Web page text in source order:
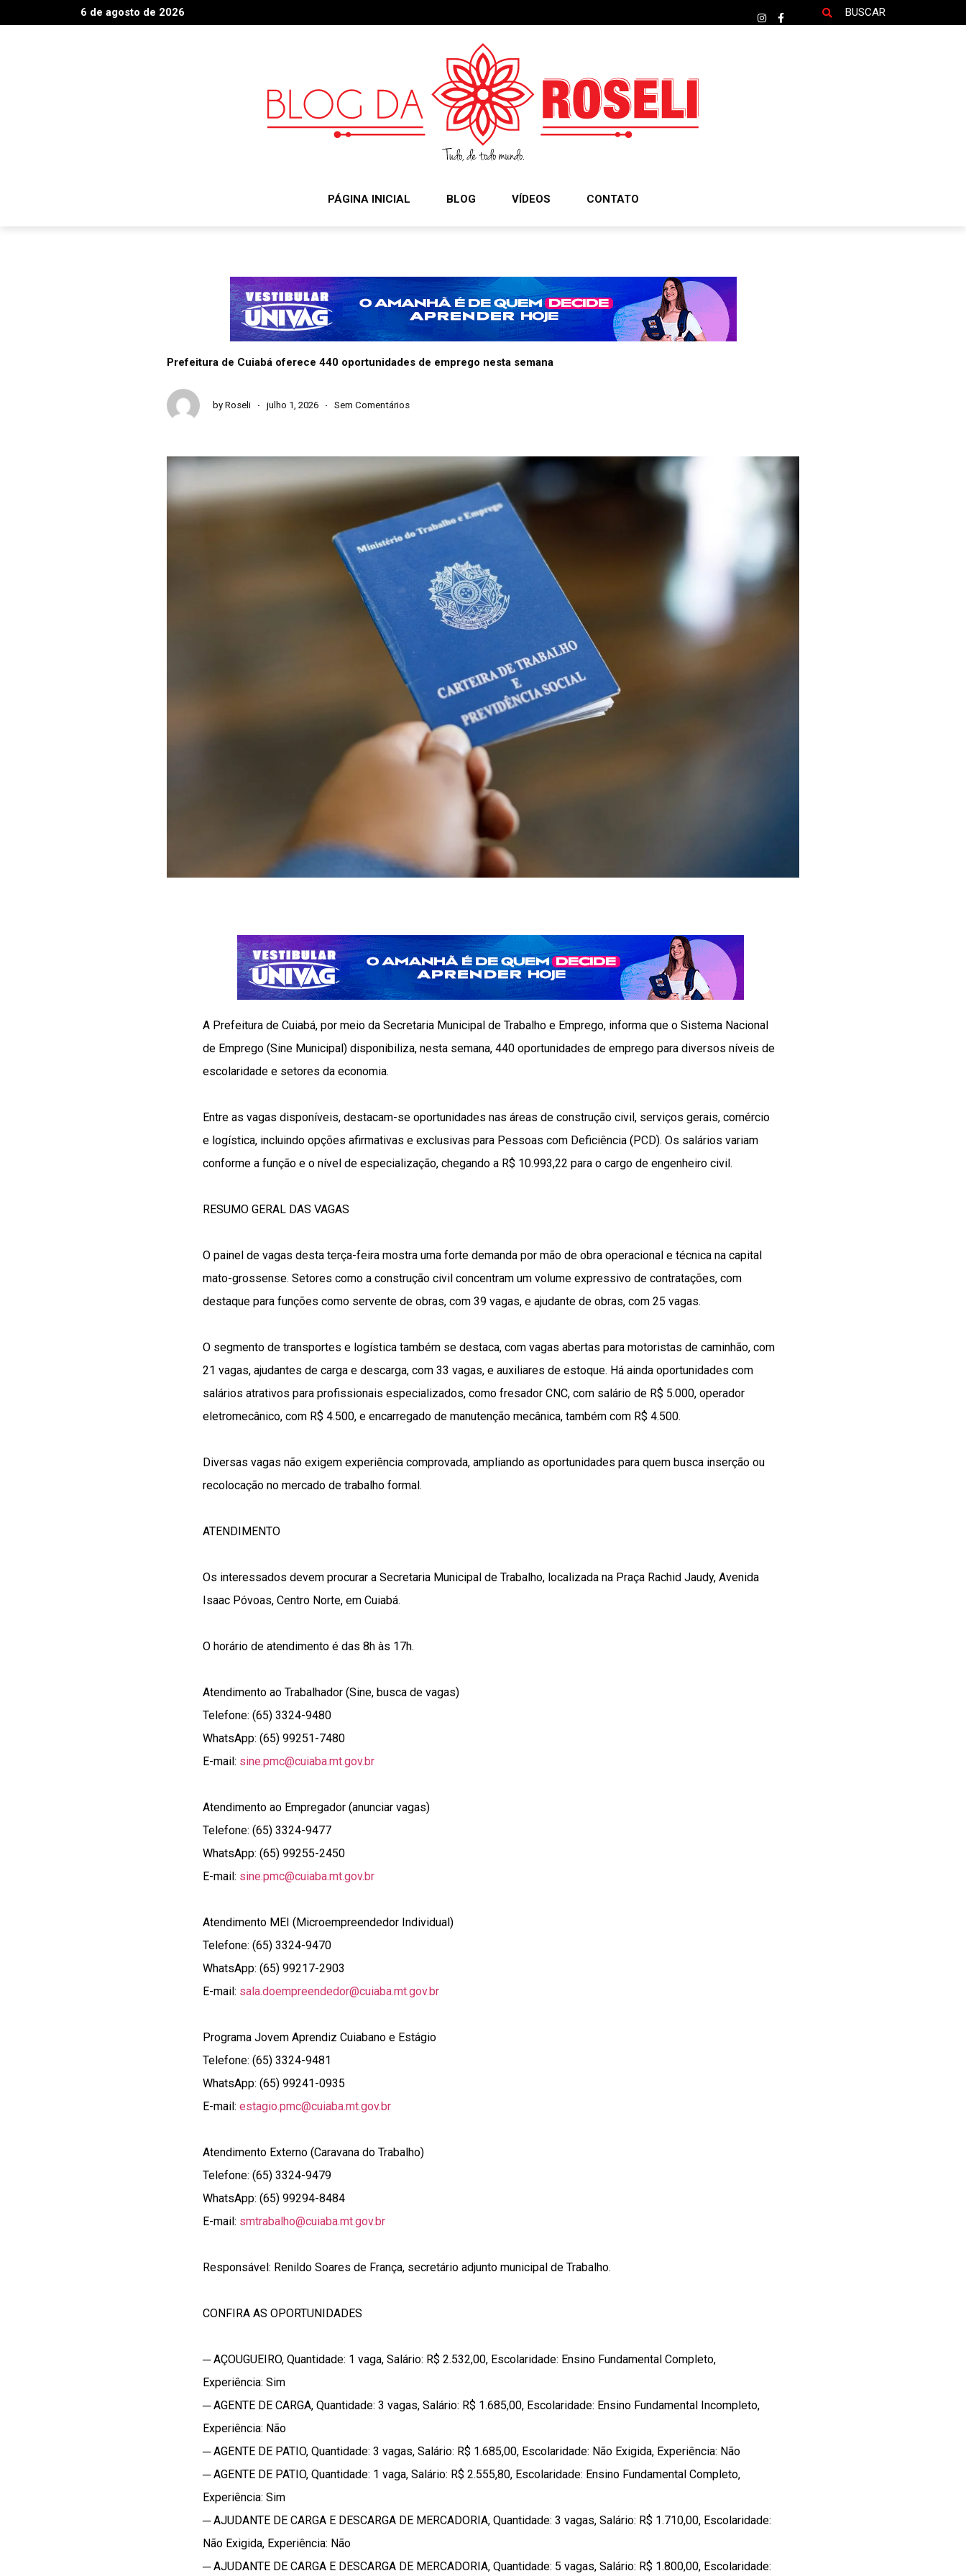
6 de agosto de 2026 BUSCAR
PÁGINA INICIAL BLOG VÍDEOS CONTATO
Prefeitura de Cuiabá oferece 440 oportunidades de emprego nesta semana
by Roseli julho 1, 2026 Sem Comentários
A Prefeitura de Cuiabá, por meio da Secretaria Municipal de Trabalho e Emprego, informa que o Sistema Nacional
de Emprego (Sine Municipal) disponibiliza, nesta semana, 440 oportunidades de emprego para diversos níveis de
escolaridade e setores da economia.
Entre as vagas disponíveis, destacam-se oportunidades nas áreas de construção civil, serviços gerais, comércio
e logística, incluindo opções afirmativas e exclusivas para Pessoas com Deficiência (PCD). Os salários variam
conforme a função e o nível de especialização, chegando a R$ 10.993,22 para o cargo de engenheiro civil.
RESUMO GERAL DAS VAGAS
O painel de vagas desta terça-feira mostra uma forte demanda por mão de obra operacional e técnica na capital
mato-grossense. Setores como a construção civil concentram um volume expressivo de contratações, com
destaque para funções como servente de obras, com 39 vagas, e ajudante de obras, com 25 vagas.
O segmento de transportes e logística também se destaca, com vagas abertas para motoristas de caminhão, com
21 vagas, ajudantes de carga e descarga, com 33 vagas, e auxiliares de estoque. Há ainda oportunidades com
salários atrativos para profissionais especializados, como fresador CNC, com salário de R$ 5.000, operador
eletromecânico, com R$ 4.500, e encarregado de manutenção mecânica, também com R$ 4.500.
Diversas vagas não exigem experiência comprovada, ampliando as oportunidades para quem busca inserção ou
recolocação no mercado de trabalho formal.
ATENDIMENTO
Os interessados devem procurar a Secretaria Municipal de Trabalho, localizada na Praça Rachid Jaudy, Avenida
Isaac Póvoas, Centro Norte, em Cuiabá.
O horário de atendimento é das 8h às 17h.
Atendimento ao Trabalhador (Sine, busca de vagas)
Telefone: (65) 3324-9480
WhatsApp: (65) 99251-7480
E-mail: sine.pmc@cuiaba.mt.gov.br
Atendimento ao Empregador (anunciar vagas)
Telefone: (65) 3324-9477
WhatsApp: (65) 99255-2450
E-mail: sine.pmc@cuiaba.mt.gov.br
Atendimento MEI (Microempreendedor Individual)
Telefone: (65) 3324-9470
WhatsApp: (65) 99217-2903
E-mail: sala.doempreendedor@cuiaba.mt.gov.br
Programa Jovem Aprendiz Cuiabano e Estágio
Telefone: (65) 3324-9481
WhatsApp: (65) 99241-0935
E-mail: estagio.pmc@cuiaba.mt.gov.br
Atendimento Externo (Caravana do Trabalho)
Telefone: (65) 3324-9479
WhatsApp: (65) 99294-8484
E-mail: smtrabalho@cuiaba.mt.gov.br
Responsável: Renildo Soares de França, secretário adjunto municipal de Trabalho.
CONFIRA AS OPORTUNIDADES
─ AÇOUGUEIRO, Quantidade: 1 vaga, Salário: R$ 2.532,00, Escolaridade: Ensino Fundamental Completo,
Experiência: Sim
─ AGENTE DE CARGA, Quantidade: 3 vagas, Salário: R$ 1.685,00, Escolaridade: Ensino Fundamental Incompleto,
Experiência: Não
─ AGENTE DE PATIO, Quantidade: 3 vagas, Salário: R$ 1.685,00, Escolaridade: Não Exigida, Experiência: Não
─ AGENTE DE PATIO, Quantidade: 1 vaga, Salário: R$ 2.555,80, Escolaridade: Ensino Fundamental Completo,
Experiência: Sim
─ AJUDANTE DE CARGA E DESCARGA DE MERCADORIA, Quantidade: 3 vagas, Salário: R$ 1.710,00, Escolaridade:
Não Exigida, Experiência: Não
─ AJUDANTE DE CARGA E DESCARGA DE MERCADORIA, Quantidade: 5 vagas, Salário: R$ 1.800,00, Escolaridade: